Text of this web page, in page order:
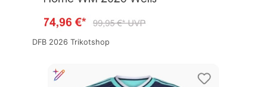
DFB 2026 Trikotshop